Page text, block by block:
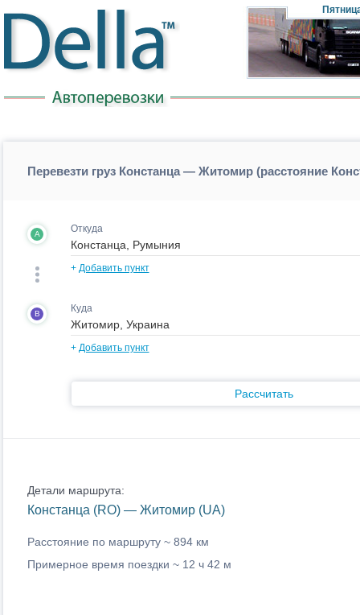
Перевезти груз Констанца — Житомир (расстояние
A Откуда
+ Добавить пункт
B Куда
+ Добавить пункт
Рассчитать
Детали маршрута:
Констанца (RO) — Житомир (UA)
Расстояние по маршруту ~ 894 км
Примерное время поездки ~ 12 ч 42 м